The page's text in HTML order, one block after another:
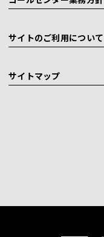
サイトのご利用について
サイトマップ